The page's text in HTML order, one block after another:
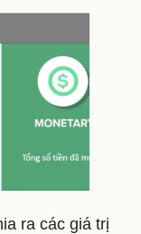
ra các giá trị